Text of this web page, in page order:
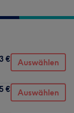
€ Auswählen
€ Auswählen